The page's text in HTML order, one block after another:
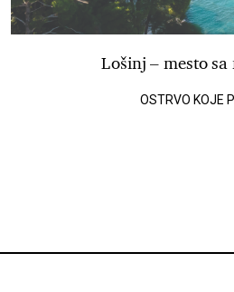
Lošinj – mesto sa
OSTRVO KOJE